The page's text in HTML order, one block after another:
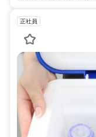
正社員